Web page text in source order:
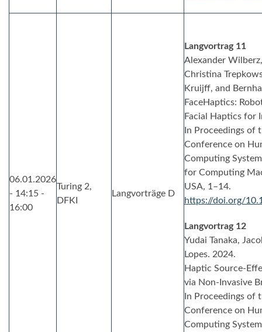
06.01.2026
- 14:15 -
16:00
Turing 2,
DFKI
Langvorträge D
Langvortrag 11
Alexander
Christina
Kruijff, and
FaceHaptics:
Facial Haptics for
In Proceedings of
Conference on
Computing
for Computing
USA, 1–14.
https://doi.org/
Langvortrag 12
Yudai Tanaka,
Lopes. 2024.
Haptic Source-
via Non-Invasive
In Proceedings of
Conference on
Computing